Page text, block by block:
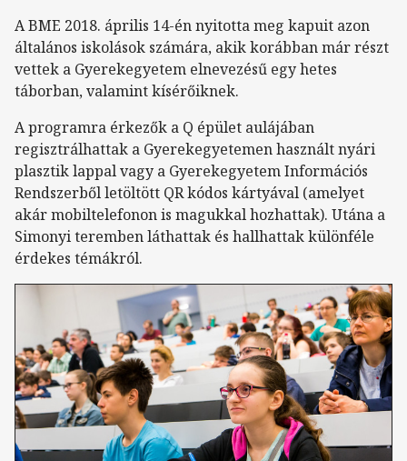
A BME 2018. április 14-én nyitotta meg kapuit azon
általános iskolások számára, akik korábban már részt
vettek a Gyerekegyetem elnevezésű egy hetes
táborban, valamint kísérőiknek.
A programra érkezők a Q épület aulájában
regisztrálhattak a Gyerekegyetemen használt nyári
plasztik lappal vagy a Gyerekegyetem Információs
Rendszerből letöltött QR kódos kártyával (amelyet
akár mobiltelefonon is magukkal hozhattak). Utána a
Simonyi teremben láthattak és hallhattak különféle
érdekes témákról.